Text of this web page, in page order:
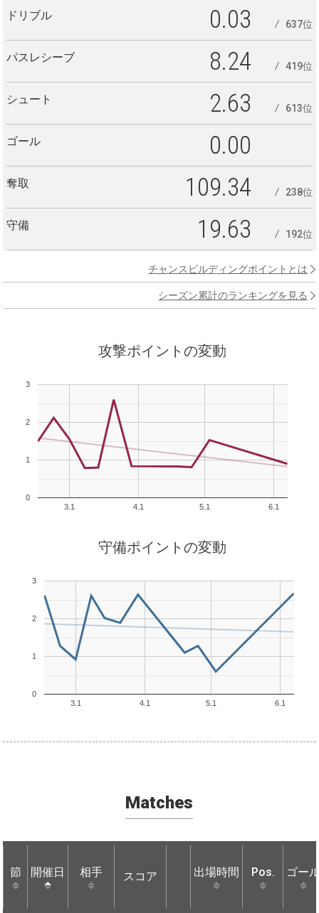
ドリブル 0.03 637位
パスレシーブ 8.24 419位
シュート 2.63 613位
ゴール 0.00
奪取 109.34 238位
守備 19.63 192位
チャンスビルディングポイントとは
シーズン累計のランキングを見る
攻撃ポイントの変動
3.1 4.1 5.1 6.1
0
1
2
3
守備ポイントの変動
3.1 4.1 5.1 6.1
0
1
2
3
Matches
節 開催日 相手 スコア 出場時間 Pos. ゴー
節 開催日 相手